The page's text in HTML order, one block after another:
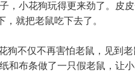
，小花狗玩得更来劲了。皮
，就把老鼠吃下去了。
狗不仅不再害怕老鼠，见到
和布条做了一只假老鼠，让